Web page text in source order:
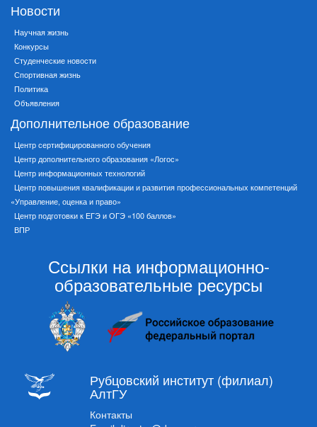
Новости
Научная жизнь
Конкурсы
Студенческие новости
Спортивная жизнь
Политика
Объявления
Дополнительное образование
Центр сертифицированного обучения
Центр дополнительного образования «Логос»
Центр информационных технологий
Центр повышения квалификации и развития профессиональных компетенций
«Управление, оценка и право»
Центр подготовки к ЕГЭ и ОГЭ «100 баллов»
ВПР
Ссылки на информационно-
образовательные ресурсы
Рубцовский институт (филиал)
АлтГУ
Контакты